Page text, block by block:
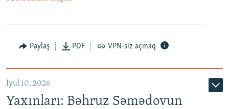
Paylaş PDF VPN-siz açmaq
İyul 10, 2026
Yaxınları: Bəhruz Səmədovun